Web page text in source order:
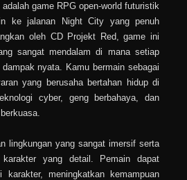
game RPG open-world futuristik
ke jalanan Night City yang penuh
oleh CD Projekt Red, game ini
sangat mendalam di mana setiap
nyata. Kamu bermain sebagai
yang berusaha bertahan hidup di
cyber, geng berbahaya, dan
lingkungan yang sangat imersif serta
karakter yang detail. Pemain dapat
karakter, meningkatkan kemampuan